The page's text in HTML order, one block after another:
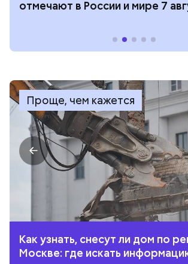
отмечают в России и мире 7
Проще, чем кажется
Как узнать, снесут ли дом по
Москве: где искать